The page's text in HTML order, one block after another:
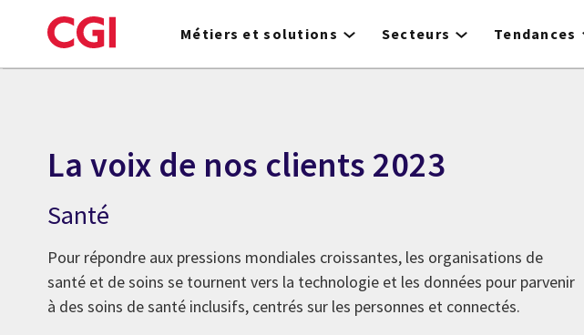
to
Métiers et solutions Secteurs Tendances
La voix de nos clients 2023
Santé
Pour répondre aux pressions mondiales croissantes, les organisations de
santé et de soins se tournent vers la technologie et les données pour parvenir
à des soins de santé inclusifs, centrés sur les personnes et connectés.